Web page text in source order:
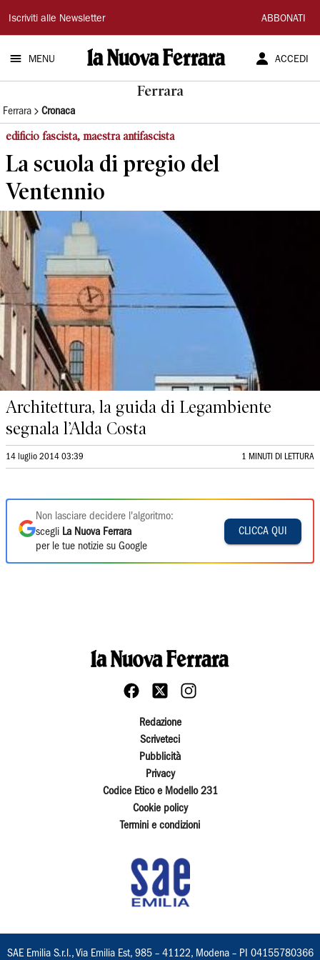
La
Nuova
Ferrara
Iscriviti alle Newsletter ABBONATI
MENU ACCEDI
Ferrara
Ferrara Cronaca
edificio fascista, maestra antifascista
La scuola di pregio del
Ventennio
Architettura, la guida di Legambiente
segnala l’Alda Costa
14 luglio 2014 03:39 1 MINUTI DI LETTURA
Non lasciare decidere l'algoritmo:
scegli La Nuova Ferrara
per le tue notizie su Google
CLICCA QUI
Redazione
Scriveteci
Pubblicità
Privacy
Codice Etico e Modello 231
Cookie policy
Termini e condizioni
SAE Emilia S.r.l., Via Emilia Est, 985 – 41122, Modena – PI 04155780366